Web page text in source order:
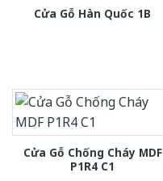
Cửa Gỗ Hàn Quốc 1B
Cửa Gỗ Chống Cháy MDF
P1R4 C1